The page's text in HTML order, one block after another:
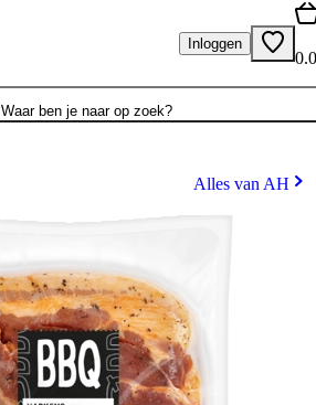
Inloggen
Waar ben je naar op zoek?
Alles van AH